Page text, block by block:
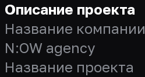
Описание проекта
Название компании
N:OW agency
Название проекта